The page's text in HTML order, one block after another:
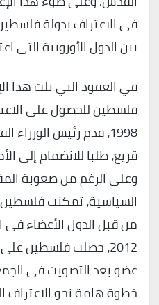
في الاعتراف بدولة
بين الدول الأوروبية التي
في العقود التي تلت هذا
فلسطين للحصول على
1998، قدم رئيس
قريع، طلبا للانضمام إلى
وعلى الرغم من صعوبة
السياسية، تمكنت
من قبل الدول الأعضاء في
2012، حصلت فلسطين
عضو بعد التصويت في
خطوة هامة نحو الاعتراف